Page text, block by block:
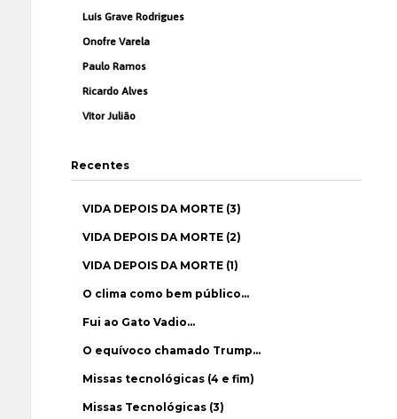
Luís Grave Rodrigues
Onofre Varela
Paulo Ramos
Ricardo Alves
Vítor Julião
Recentes
VIDA DEPOIS DA MORTE (3)
VIDA DEPOIS DA MORTE (2)
VIDA DEPOIS DA MORTE (1)
O clima como bem público…
Fui ao Gato Vadio…
O equívoco chamado Trump…
Missas tecnológicas (4 e fim)
Missas Tecnológicas (3)